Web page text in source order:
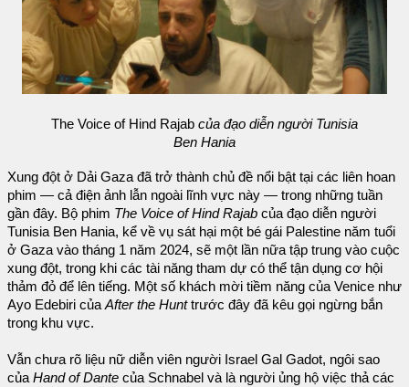
The Voice of Hind Rajab của đạo diễn người Tunisia
Ben Hania
Xung đột ở Dải Gaza đã trở thành chủ đề nổi bật tại các liên hoan
phim — cả điện ảnh lẫn ngoài lĩnh vực này — trong những tuần
gần đây. Bộ phim The Voice of Hind Rajab của đạo diễn người
Tunisia Ben Hania, kể về vụ sát hại một bé gái Palestine năm tuổi
ở Gaza vào tháng 1 năm 2024, sẽ một lần nữa tập trung vào cuộc
xung đột, trong khi các tài năng tham dự có thể tận dụng cơ hội
thảm đỏ để lên tiếng. Một số khách mời tiềm năng của Venice như
Ayo Edebiri của After the Hunttrước đây đã kêu gọi ngừng bắn
trong khu vực.
Vẫn chưa rõ liệu nữ diễn viên người Israel Gal Gadot, ngôi sao
của Hand of Dante của Schnabel và là người ủng hộ việc thả các